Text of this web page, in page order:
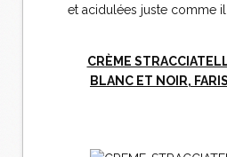
et acidulées juste comme il
CRÈME
BLANC ET NOIR,